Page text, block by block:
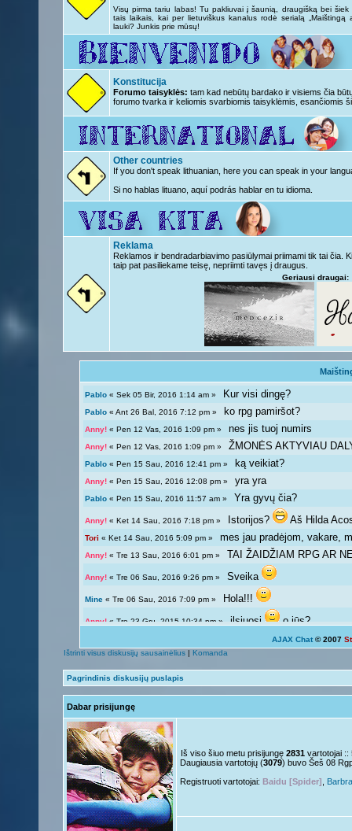
Visų pirma tariu labas! Tu pakliuvai į šaunią, draugišką bei
tais laikais, kai per lietuviškus kanalus rodė serialą „Maištingą
lauki? Junkis prie mūsų!
Konstitucija
Forumo taisyklės: tam kad nebūtų bardako ir visiems čia
forumo tvarka ir keliomis svarbiomis taisyklėmis, esančiomis
Other countries
If you don't speak lithuanian, here you can speak in your
Si no hablas lituano, aquí podrás hablar en tu idioma.
Reklama
Reklamos ir bendradarbiavimo pasiūlymai priimami tik tai čia.
taip pat pasiliekame teisę, nepriimti tavęs į draugus.
Geriausi draugai:
Pablo « Sek 05 Bir, 2016 1:14 am » Kur visi dingę?
Pablo « Ant 26 Bal, 2016 7:12 pm » ko rpg pamiršot?
Anny! « Pen 12 Vas, 2016 1:09 pm »nes jis tuoj numirs
Anny! « Pen 12 Vas, 2016 1:09 pm »ŽMONĖS AKTYVIAU
Pablo « Pen 15 Sau, 2016 12:41 pm » ką veikiat?
Anny! « Pen 15 Sau, 2016 12:08 pm »yra yra
Pablo « Pen 15 Sau, 2016 11:57 am » Yra gyvų čia?
Anny! « Ket 14 Sau, 2016 7:18 pm » Istorijos? Aš Hilda
Tori « Ket 14 Sau, 2016 5:09 pm »mes jau pradėjom, vakare,
Anny! « Tre 13 Sau, 2016 6:01 pm » TAI ŽAIDŽIAM RPG AR
Anny! « Tre 06 Sau, 2016 9:26 pm »Sveika
Mine « Tre 06 Sau, 2016 7:09 pm » Hola!!!
Anny! « Tre 23 Gru, 2015 10:34 pm »ilsiuosi o jūs?
Ką veikiat?
Anny!« Sek 13 Rgs, 2015 9:54 pm »galima ir atsipalaiduoti
Giedryte.« Sek 13 Rgs, 2015 7:40 pm »
Anny!« Pir 07 Rgs, 2015 9:14 pm »
Giedryte.« Pir 07 Rgs, 2015 7:36 pm » Nelabai..
Anny!« Pen 04 Rgs, 2015 9:51 pm » o tu? Juk irgi
Giedryte.« Pen 04 Rgs, 2015 5:29 pm »
Nesquik« Ant 01 Rgs, 2015 6:12 pm »ačiū ačiū
ir jus
AJAX Chat © 2007
Ištrinti visus diskusijų sausainėlius | Komanda
Pagrindinis diskusijų puslapis
Dabar prisijungę
Iš viso šiuo metu prisijungę 2831 vartotojai ::
Daugiausia vartotojų (3079) buvo Šeš 08
Registruoti vartotojai: Baidu [Spider]